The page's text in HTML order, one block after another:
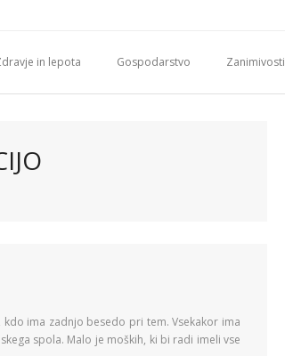
in lepota Gospodarstvo Zanimivosti
ima zadnjo besedo pri tem. Vsekakor ima
spola. Malo je moških, ki bi radi imeli vse